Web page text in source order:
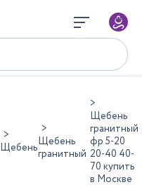
ЩебеньЩебень
гранитный
Щебень
гранитный
фр 5-20
20-40 40-
70 купить
в Москве